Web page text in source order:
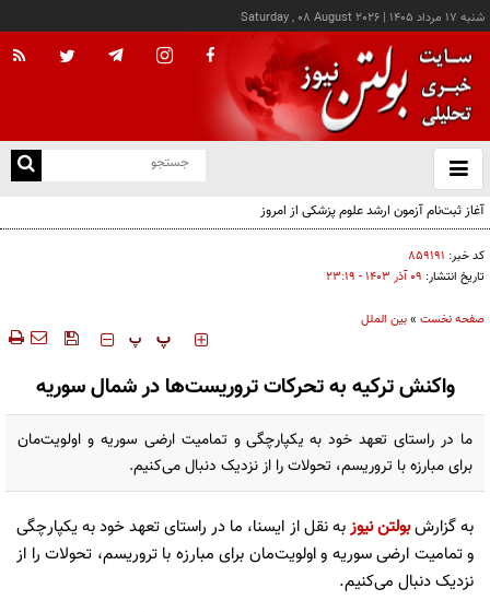
شنبه ۱۷ مرداد ۱۴۰۵ |
Saturday , 08 August 2026
باز
و
آغاز ثبت‌نام آزمون ارشد علوم پزشکی از امروز
کد خبر: ۸۵۹۱۹۱
تاریخ انتشار: ۰۹ آذر ۱۴۰۳ - ۲۳:۱۹
صفحه نخست »بین الملل
‍‍‍ پ پ
واکنش ترکیه به تحرکات تروریست‌ها در شمال سوریه
ما در راستای تعهد خود به یکپارچگی و تمامیت ارضی سوریه و اولویت‌مان
برای مبارزه با تروریسم، تحولات را از نزدیک دنبال می‌کنیم.
به گزارشبولتن نیوزبه نقل از ایسنا، ما در راستای تعهد خود به یکپارچگی
و تمامیت ارضی سوریه و اولویت‌مان برای مبارزه با تروریسم، تحولات را از
نزدیک دنبال می‌کنیم.